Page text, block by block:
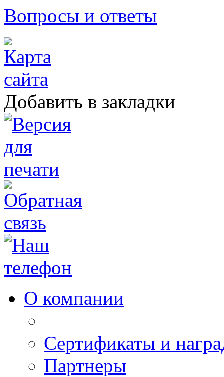
Вопросы и ответы
Добавить в закладки
О компании
Сертификаты и
Партнеры